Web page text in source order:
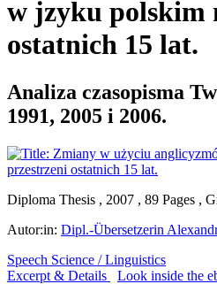
w jzyku polskim
ostatnich 15 lat.
Analiza czasopisma
1991, 2005 i 2006.
Diploma Thesis , 2007 , 89 Pages ,
Autor:in: Dipl.-Übersetzerin
Speech Science / Linguistics
Excerpt & Details
Look inside the